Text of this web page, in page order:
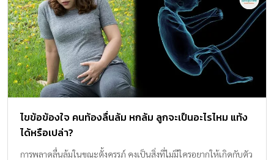
ไขข้อข้องใจ คนท้องลื่นล้ม หกล้ม ลูกจะเป็นอะไรไหม แท้ง
ได้หรือเปล่า?
การพลาดลื่นล้มในขณะตั้งครรภ์ คงเป็นสิ่งที่ไม่มีใครอยากให้เกิดกับตัว